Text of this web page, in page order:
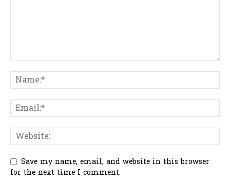
Save my name, email, and website in this browser
for the next time I comment.